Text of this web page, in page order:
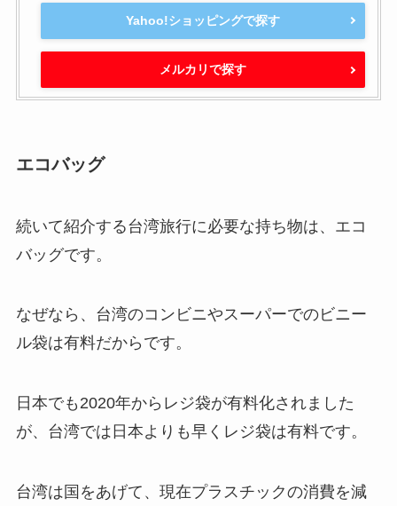
Yahoo!ショッピングで探す
メルカリで探す
エコバッグ
続いて紹介する台湾旅行に必要な持ち物は、エコ
バッグです。
なぜなら、台湾のコンビニやスーパーでのビニー
ル袋は有料だからです。
日本でも2020年からレジ袋が有料化されました
が、台湾では日本よりも早くレジ袋は有料です。
台湾は国をあげて、現在プラスチックの消費を減